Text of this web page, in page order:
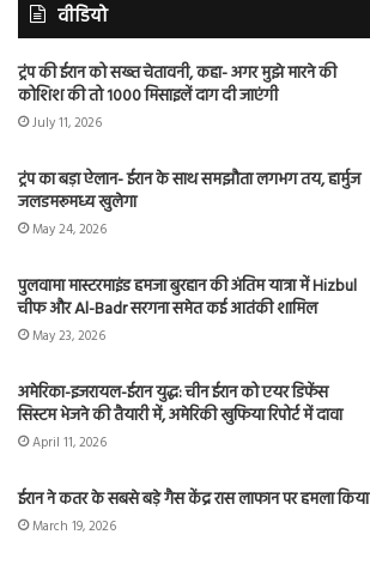
वीडियो
ट्रंप की ईरान को सख्त चेतावनी, कहा- अगर मुझे मारने की
कोशिश की तो 1000 मिसाइलें दाग दी जाएंगी
July 11, 2026
ट्रंप का बड़ा ऐलान- ईरान के साथ समझौता लगभग तय, हार्मुज
जलडमरूमध्य खुलेगा
May 24, 2026
पुलवामा मास्टरमाइंड हमजा बुरहान की अंतिम यात्रा में Hizbul
चीफ और Al-Badr सरगना समेत कई आतंकी शामिल
May 23, 2026
अमेरिका-इजरायल-ईरान युद्ध: चीन ईरान को एयर डिफेंस
सिस्टम भेजने की तैयारी में, अमेरिकी खुफिया रिपोर्ट में दावा
April 11, 2026
ईरान ने कतर के सबसे बड़े गैस केंद्र रास लाफान पर हमला किया
March 19, 2026